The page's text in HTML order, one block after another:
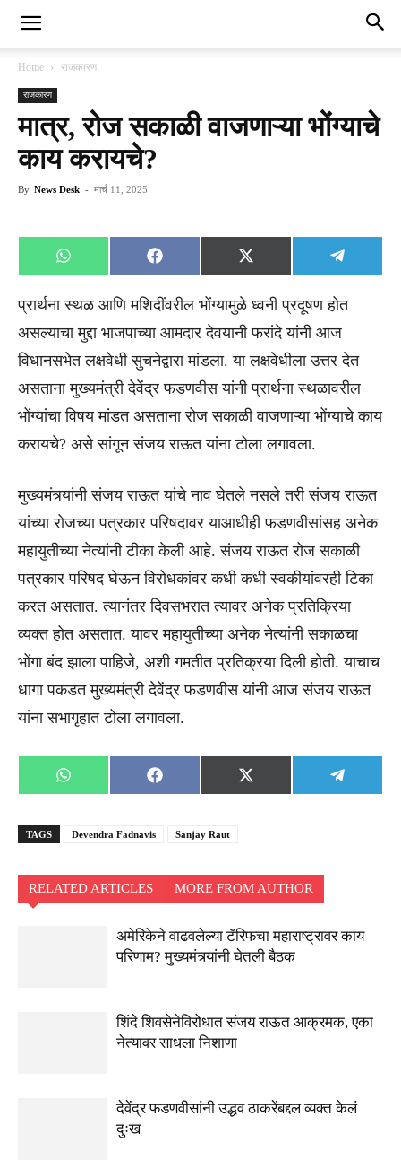
Home राजकारण
राजकारण
मात्र, रोज सकाळी वाजणाऱ्या भोंग्याचे
काय करायचे?
By News Desk - मार्च 11, 2025
Share
on
WhatsApp
Share
on
Facebook
Share
on
X
(Twitter)
Share
on
प्रार्थना स्थळ आणि मशिदींवरील भोंग्यामुळे ध्वनी प्रदूषण होत
असल्याचा मुद्दा भाजपाच्या आमदार देवयानी फरांदे यांनी आज
विधानसभेत लक्षवेधी सुचनेद्वारा मांडला. या लक्षवेधीला उत्तर देत
असताना मुख्यमंत्री देवेंद्र फडणवीस यांनी प्रार्थना स्थळावरील
भोंग्यांचा विषय मांडत असताना रोज सकाळी वाजणाऱ्या भोंग्याचे काय
करायचे? असे सांगून संजय राऊत यांना टोला लगावला.
मुख्यमंत्र्यांनी संजय राऊत यांचे नाव घेतले नसले तरी संजय राऊत
यांच्या रोजच्या पत्रकार परिषदावर याआधीही फडणवीसांसह अनेक
महायुतीच्या नेत्यांनी टीका केली आहे. संजय राऊत रोज सकाळी
पत्रकार परिषद घेऊन विरोधकांवर कधी कधी स्वकीयांवरही टिका
करत असतात. त्यानंतर दिवसभरात त्यावर अनेक प्रतिक्रिया
व्यक्त होत असतात. यावर महायुतीच्या अनेक नेत्यांनी सकाळचा
भोंगा बंद झाला पाहिजे, अशी गमतीत प्रतिक्रया दिली होती. याचाच
धागा पकडत मुख्यमंत्री देवेंद्र फडणवीस यांनी आज संजय राऊत
यांना सभागृहात टोला लगावला.
Share
on
WhatsApp
Share
on
Facebook
Share
on
X
(Twitter)
Share
on
TAGS Devendra Fadnavis Sanjay Raut
RELATED ARTICLES MORE FROM AUTHOR
अमेरिकेने वाढवलेल्या टॅरिफचा महाराष्ट्रावर काय
परिणाम? मुख्यमंत्र्यांनी घेतली बैठक
शिंदे शिवसेनेविरोधात संजय राऊत आक्रमक, एका
नेत्यावर साधला निशाणा
देवेंद्र फडणवीसांनी उद्धव ठाकरेंबद्दल व्यक्त केलं
दुःख